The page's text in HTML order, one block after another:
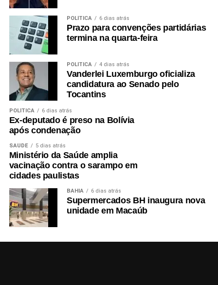
POLÍTICA 6 dias atrás
Prazo para convenções partidárias
termina na quarta-feira
POLÍTICA 4 dias atrás
Vanderlei Luxemburgo oficializa
candidatura ao Senado pelo
Tocantins
POLÍTICA 6 dias atrás
Ex-deputado é preso na Bolívia
após condenação
SAÚDE 5 dias atrás
Ministério da Saúde amplia
vacinação contra o sarampo em
cidades paulistas
BAHIA 6 dias atrás
Supermercados BH inaugura nova
unidade em Macaúb